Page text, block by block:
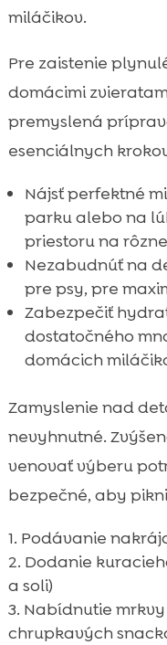
miláčikov.
Pre zaistenie
domácimi
premyslená
esenciálnych
Nájsť perfektné
parku alebo na
priestoru na
Nezabudnúť na
pre psy, pre
Zabezpečiť
dostatočného
domácich
Zamyslenie nad
nevyhnutné.
venovať výberu
bezpečné, aby
Podávanie
Dodanie
a soli)
Nabídnutie
chrupkavých